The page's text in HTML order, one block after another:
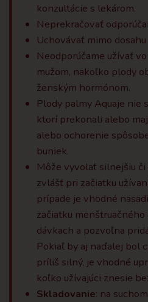
konzultácie s lekárom.
Neprekračovať
Uchovávať mimo
Neodporúčame užívať
mužom, nakoľko plody
ženským hormónom.
Plody palmy Aquaje nie
ktorí prekonali alebo
alebo ochorenie
buniek.
Môže vyvolať silnejšiu
zvlášť pri začiatku
prípade je vhodné
začiatku
dávkach a pozvoľna
Pokiaľ by aj naďalej bol
príliš silný, je vhodné
koľko užívajúci znesie
Skladovanie: na